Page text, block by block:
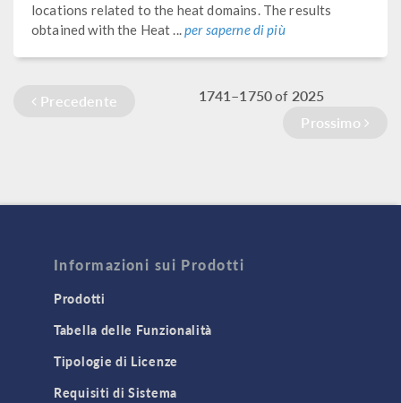
locations related to the heat domains. The results
obtained with the Heat ...per saperne di più
Precedente 1741–1750of 2025
Prossimo
Informazioni sui Prodotti
Prodotti
Tabella delle Funzionalità
Tipologie di Licenze
Requisiti di Sistema